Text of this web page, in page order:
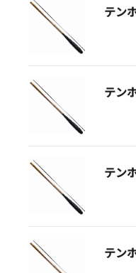
テン
テン
テン
テン